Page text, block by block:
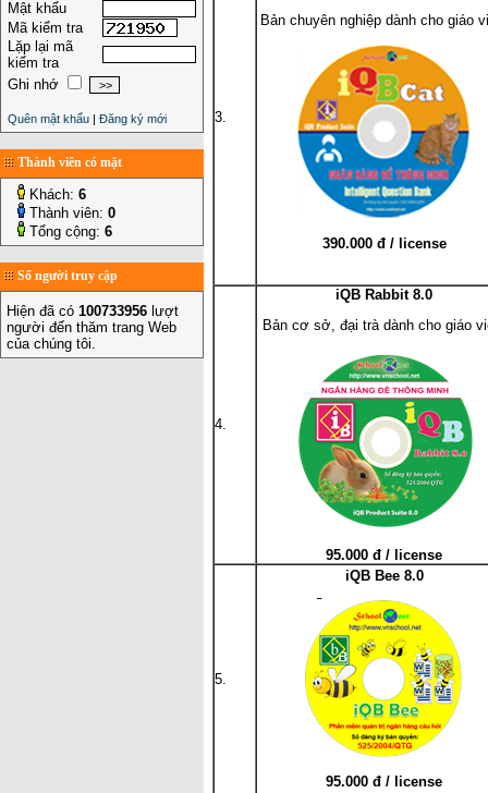
Mật khẩu
Mã kiểm tra
Lặp lại mã
kiểm tra
Ghi nhớ
Quên mật khẩu | Đăng ký mới
Thành viên có mặt
Khách: 6
Thành viên: 0
Tổng cộng: 6
Số người truy cập
Hiện đã có 100733956 lượt
người đến thăm trang Web
của chúng tôi.
3.
Bản chuyên nghiệp dành cho giáo
390.000 đ / license
4.
iQB Rabbit 8.0
Bản cơ sở, đại trà dành cho giáo
95.000 đ / license
5.
iQB Bee 8.0
95.000 đ / license